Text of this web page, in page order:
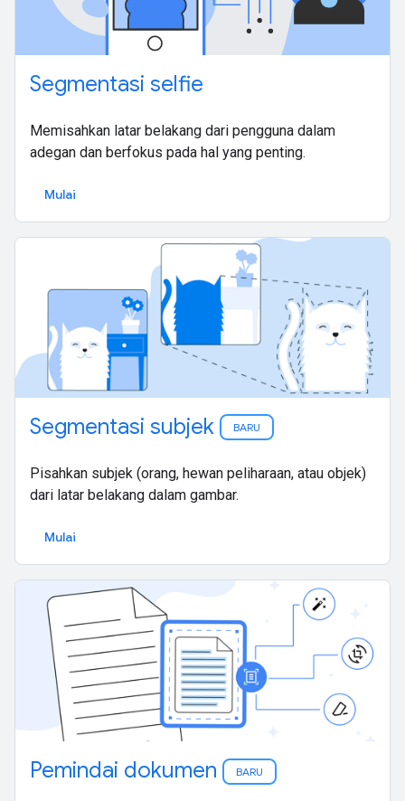
Segmentasi selfie
Memisahkan latar belakang dari pengguna dalam
adegan dan berfokus pada hal yang penting.
Mulai
Segmentasi subjek BARU
Pisahkan subjek (orang, hewan peliharaan, atau objek)
dari latar belakang dalam gambar.
Mulai
Pemindai dokumen BARU